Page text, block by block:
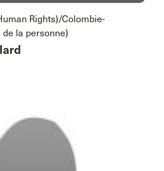
Rights)/Colombie-
la personne)